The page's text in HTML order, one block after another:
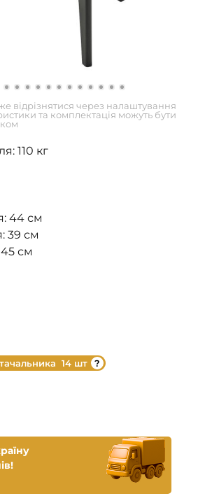
відрізнятися через налаштування
та комплектація можуть бути
110 кг
44 см
39 см
см
14 шт